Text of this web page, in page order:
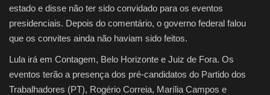
estado e disse não ter sido convidado para os eventos
presidenciais. Depois do comentário, o governo federal falou
que os convites ainda não haviam sido feitos.
Lula irá em Contagem, Belo Horizonte e Juiz de Fora. Os
eventos terão a presença dos pré-candidatos do Partido dos
Trabalhadores (PT), Rogério Correia, Marília Campos e